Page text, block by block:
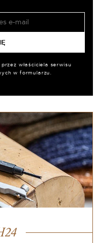
właściciela serwisu
w formularzu.